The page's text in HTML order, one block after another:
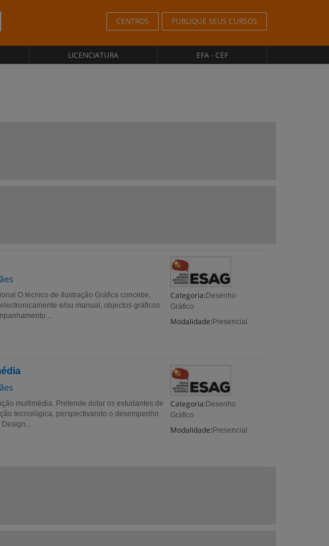
CENTROS PUBLIQUE SEUS CURSOS
LICENCIATURA EFA - CEF
Categoria: Desenho
Gráfico
Modalidade: Presencial
O técnico de Ilustração Gráfica concebe,
e/ou manual, objectos gráficos
Categoria: Desenho
Gráfico
Modalidade: Presencial
multimédia. Pretende dotar os estudantes de
tecnológica, perspectivando o desempenho